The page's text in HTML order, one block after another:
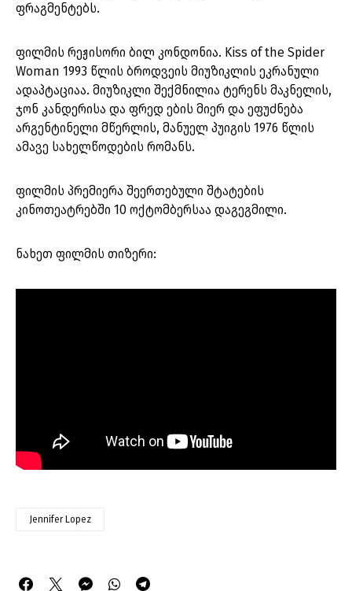
ფრაგმენტებს.
ფილმის რეჟისორი ბილ კონდონია. Kiss of the Spider
Woman 1993 წლის ბროდვეის მიუზიკლის ეკრანული
ადაპტაციაა. მიუზიკლი შექმნილია ტერენს მაკნელის,
ჯონ კანდერისა და ფრედ ების მიერ და ეფუძნება
არგენტინელი მწერლის, მანუელ პუიგის 1976 წლის
ამავე სახელწოდების რომანს.
ფილმის პრემიერა შეერთებული შტატების
კინოთეატრებში 10 ოქტომბერსაა დაგეგმილი.
ნახეთ ფილმის თიზერი:
Jennifer Lopez